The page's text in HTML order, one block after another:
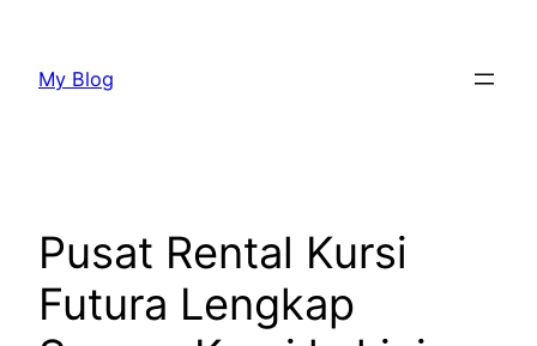
konten
My Blog
Pusat Rental Kursi
Futura Lengkap